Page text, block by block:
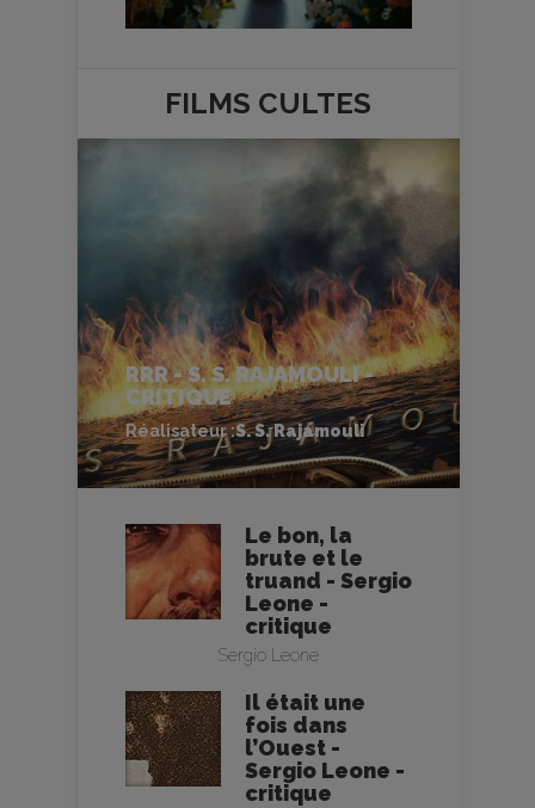
FILMS CULTES
RRR - S. S. RAJAMOULI -
CRITIQUE
Réalisateur :S. S. Rajamouli
Le bon, la
brute et le
truand - Sergio
Leone -
critique
Sergio Leone
Il était une
fois dans
l’Ouest -
Sergio Leone -
critique